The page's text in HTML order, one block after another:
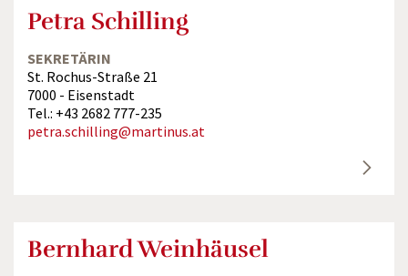
Petra Schilling
SEKRETÄRIN
St. Rochus-Straße 21
7000 - Eisenstadt
Tel.: +43 2682 777-235
petra.schilling@martinus.at
Bernhard Weinhäusel